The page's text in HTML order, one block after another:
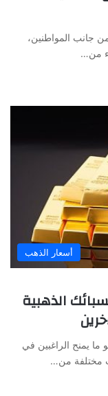
اهتمام واسع من جانب المواطنين،
من…
أسعار الذهب
الذهبية
ما يمنح الراغبين في
مختلفة من…